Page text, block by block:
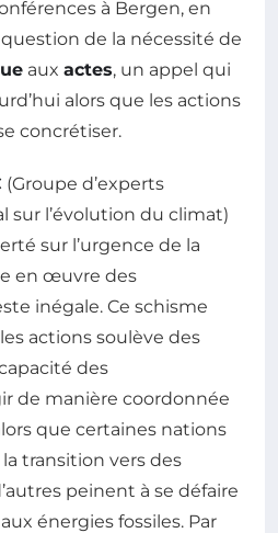
à Bergen, en
de la nécessité de
aux actes, un appel qui
alors que les actions
concrétiser.
(Groupe d’experts
l’évolution du climat)
sur l’urgence de la
en œuvre des
inégale. Ce schisme
actions soulève des
des
de manière coordonnée
que certaines nations
transition vers des
peinent à se défaire
énergies fossiles. Par